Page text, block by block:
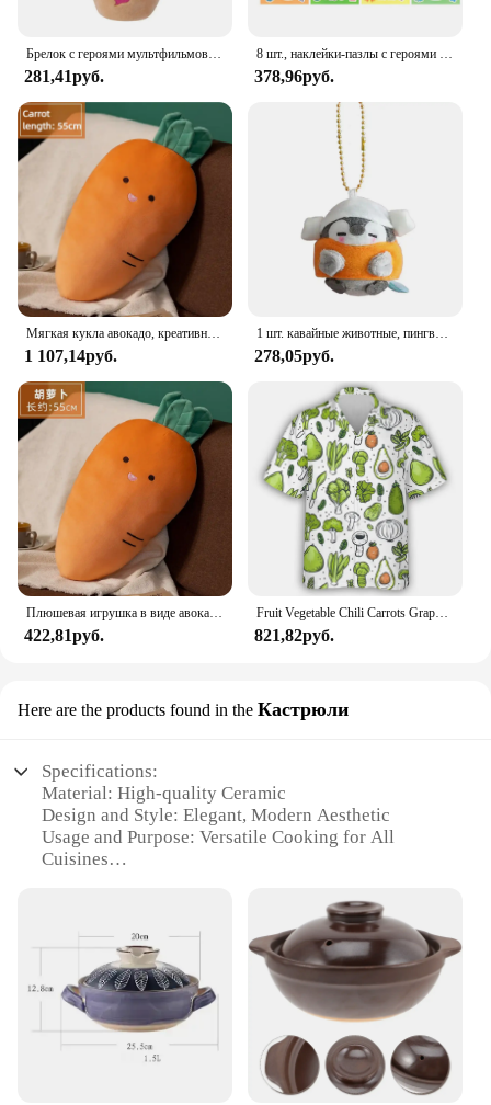
Брелок с героями мультфильмов, креативная кукла с овощами, морковью, мягкая кукла, мягкая кавайная пушистая плюшевая игрушка в горшке, брелок, детский подарок
281,41руб.
8 шт., наклейки-пазлы с героями мультфильмов, яйца, кролик, овца, морковь, цыпленок, наклейки для лица, детская игрушка-головоломка, пасхальная вечеринка, детский подарок
378,96руб.
Мягкая кукла авокадо, креативная новая плюшевая подушка для обеда, банана, моркови, грибная автомобильная подушка, кукла, подарок для подруги
1 107,14руб.
1 шт. кавайные животные, пингвин, плюшевые куклы, морковь, динозавр, мороженое, пингвин, мягкая плюшевая подвеска, брелок, игрушки, подарки для детей
278,05руб.
Плюшевая игрушка в виде авокадо, банана, моркови, грибов, декоративная подушка для сна, подушка для кровати, дивана, милая кукла, подарок на день рождения, для девочек и мальчиков, новая идея
422,81руб.
Fruit Vegetable Chili Carrots Graphic Shirts For Men Clothes Vegan Chef Tomatoes Cauliflower Beach Shirt Fashion Male Streetwear
821,82руб.
Here are the products found in the Кастрюли
Specifications:
Material: High-quality Ceramic
Design and Style: Elegant, Modern Aesthetic
Usage and Purpose: Versatile Cooking for All
Cuisines
Shape and Size: Variety of Sets Available to Suit
Different Needs
Durability: Long-Lasting and Easy to Clean
Features:
**Unmatched Durability and Performance**
The CAROTE Ceramic Cookware sets are crafted
from premium ceramic material, ensuring that your
cooking experience is not only aesthetically